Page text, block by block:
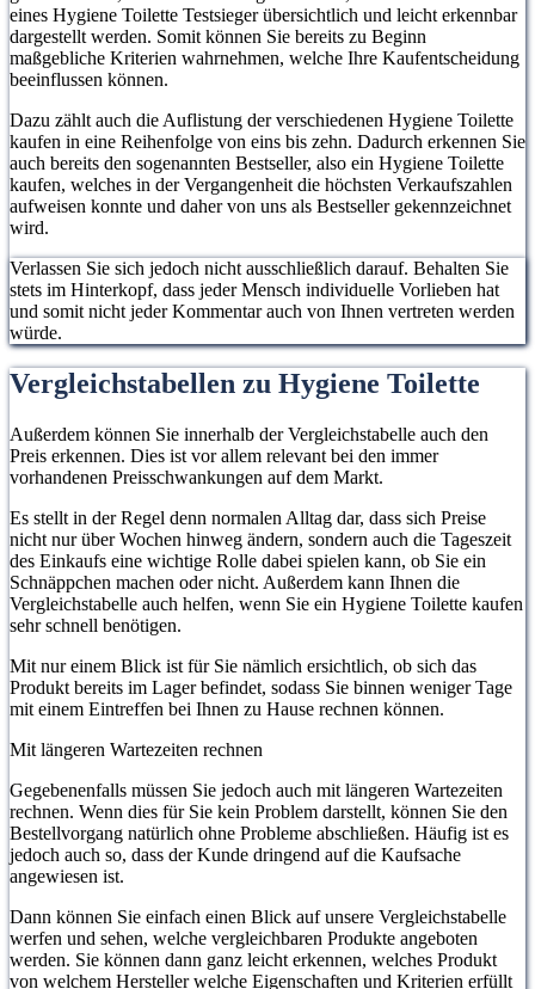
eines Hygiene Toilette Testsieger übersichtlich und leicht erkennbar
dargestellt werden. Somit können Sie bereits zu Beginn
maßgebliche Kriterien wahrnehmen, welche Ihre Kaufentscheidung
beeinflussen können.
Dazu zählt auch die Auflistung der verschiedenen Hygiene Toilette
kaufen in eine Reihenfolge von eins bis zehn. Dadurch erkennen Sie
auch bereits den sogenannten Bestseller, also ein Hygiene Toilette
kaufen, welches in der Vergangenheit die höchsten Verkaufszahlen
aufweisen konnte und daher von uns als Bestseller gekennzeichnet
wird.
Verlassen Sie sich jedoch nicht ausschließlich darauf. Behalten Sie
stets im Hinterkopf, dass jeder Mensch individuelle Vorlieben hat
und somit nicht jeder Kommentar auch von Ihnen vertreten werden
würde.
Vergleichstabellen zu Hygiene Toilette
Außerdem können Sie innerhalb der Vergleichstabelle auch den
Preis erkennen. Dies ist vor allem relevant bei den immer
vorhandenen Preisschwankungen auf dem Markt.
Es stellt in der Regel denn normalen Alltag dar, dass sich Preise
nicht nur über Wochen hinweg ändern, sondern auch die Tageszeit
des Einkaufs eine wichtige Rolle dabei spielen kann, ob Sie ein
Schnäppchen machen oder nicht. Außerdem kann Ihnen die
Vergleichstabelle auch helfen, wenn Sie ein Hygiene Toilette kaufen
sehr schnell benötigen.
Mit nur einem Blick ist für Sie nämlich ersichtlich, ob sich das
Produkt bereits im Lager befindet, sodass Sie binnen weniger Tage
mit einem Eintreffen bei Ihnen zu Hause rechnen können.
Mit längeren Wartezeiten rechnen
Gegebenenfalls müssen Sie jedoch auch mit längeren Wartezeiten
rechnen. Wenn dies für Sie kein Problem darstellt, können Sie den
Bestellvorgang natürlich ohne Probleme abschließen. Häufig ist es
jedoch auch so, dass der Kunde dringend auf die Kaufsache
angewiesen ist.
Dann können Sie einfach einen Blick auf unsere Vergleichstabelle
werfen und sehen, welche vergleichbaren Produkte angeboten
werden. Sie können dann ganz leicht erkennen, welches Produkt
von welchem Hersteller welche Eigenschaften und Kriterien erfüllt